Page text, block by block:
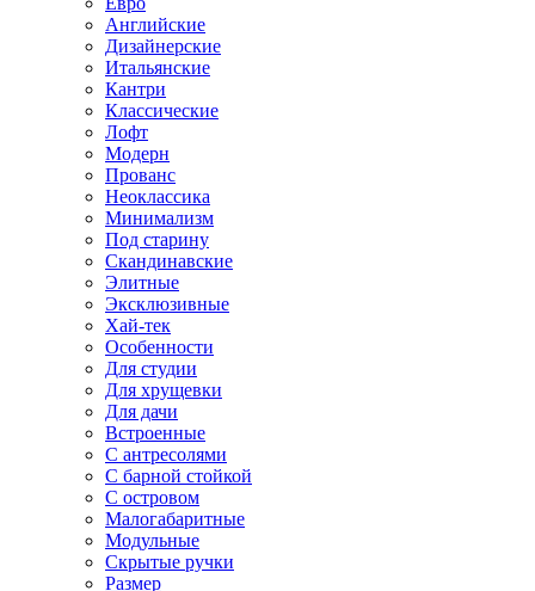
Английские
Дизайнерские
Итальянские
Кантри
Классические
Лофт
Модерн
Прованс
Неоклассика
Минимализм
Под старину
Скандинавские
Элитные
Эксклюзивные
Хай-тек
Особенности
Для студии
Для хрущевки
Для дачи
Встроенные
С антресолями
С барной стойкой
С островом
Малогабаритные
Модульные
Скрытые ручки
Размер